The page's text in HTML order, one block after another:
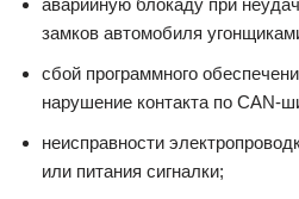
аварийную блокаду при
замков автомобиля
сбой программного
нарушение контакта по CAN-
неисправности
или питания сигналки;